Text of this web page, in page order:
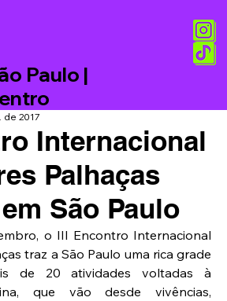
Paulo |
Internacional
Palhaças
São Paulo
de 2017
o III Encontro Internacional
traz a São Paulo uma rica grade
de 20 atividades voltadas à
que vão desde vivências,